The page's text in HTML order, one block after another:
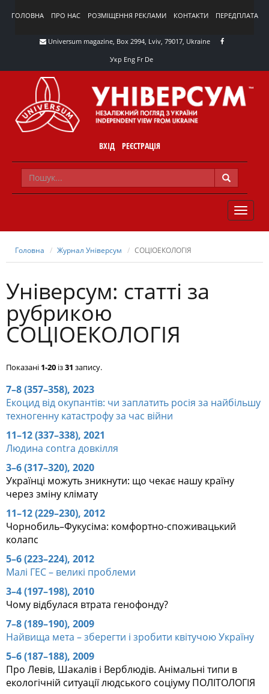
ГОЛОВНА ПРО НАС РОЗМІЩЕННЯ РЕКЛАМИ КОНТАКТИ ПЕРЕДПЛАТА
Universum magazine, Box 2994, Lviv, 79017, Ukraine
Укр Eng Fr De
ВХІД РЕЄСТРАЦІЯ
TOGGLE
Головна Журнал Універсум СОЦІОЕКОЛОГІЯ
Універсум: cтатті за
рубрикою
СОЦІОЕКОЛОГІЯ
Показані 1-20 із31 запису.
7–8 (357–358), 2023
Екоцид від окупантів: чи заплатить росія за найбільшу
техногенну катастрофу за час війни
11–12 (337–338), 2021
Людина contra довкілля
3–6 (317–320), 2020
Українці можуть зникнути: що чекає нашу країну
через зміну клімату
11–12 (229–230), 2012
Чорнобиль–Фукусіма: комфортно-споживацький
колапс
5–6 (223–224), 2012
Малі ГЕС – великі проблеми
3–4 (197–198), 2010
Чому відбулася втрата генофонду?
7–8 (189–190), 2009
Найвища мета – зберегти і зробити квітучою Україну
5–6 (187–188), 2009
Про Левів, Шакалів і Верблюдів. Анімальні типи в
екологічній ситуації людського соціуму ПОЛІТОЛОГІЯ